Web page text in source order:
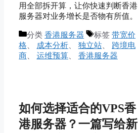
用全部拆开算，让你快速判断香港
服务器对业务增长是否物有所值。
分类 香港服务器 标签 带宽价
格
成本分析 独立站
跨境电
商
运维预算 香港服务器
如何选择适合的VPS香
港服务器？一篇写给新